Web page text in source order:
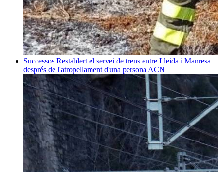
Successos Restablert el servei de trens entre Lleida i Manresa
després de l'atropellament d'una persona ACN